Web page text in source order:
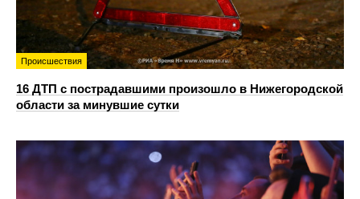
Происшествия
16 ДТП с пострадавшими произошло в Нижегородской
области за минувшие сутки